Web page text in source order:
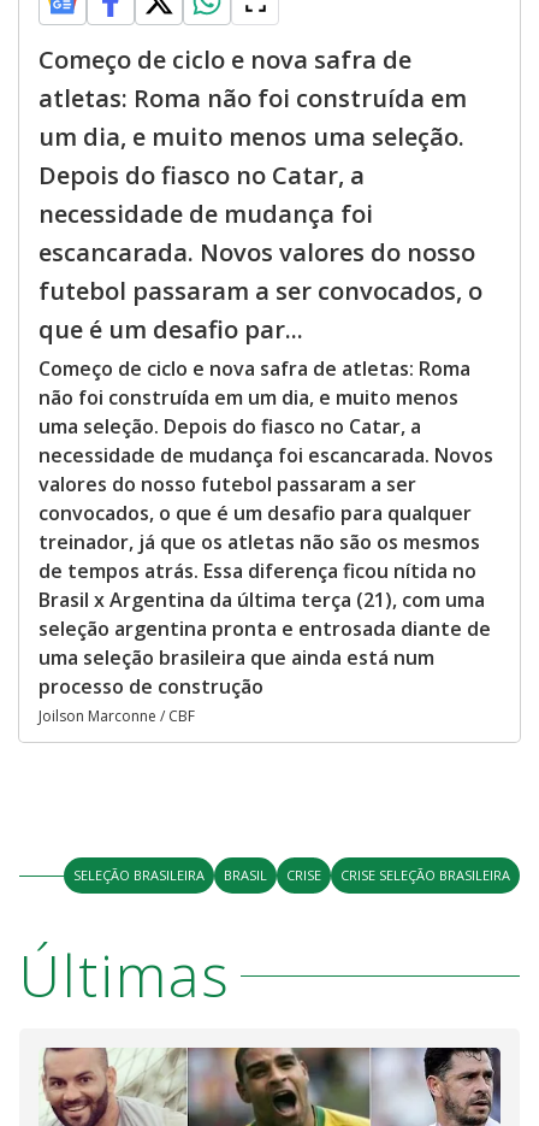
Começo de ciclo e nova safra de
atletas: Roma não foi construída em
um dia, e muito menos uma seleção.
Depois do fiasco no Catar, a
necessidade de mudança foi
escancarada. Novos valores do nosso
futebol passaram a ser convocados, o
que é um desafio par...
Começo de ciclo e nova safra de atletas: Roma
não foi construída em um dia, e muito menos
uma seleção. Depois do fiasco no Catar, a
necessidade de mudança foi escancarada. Novos
valores do nosso futebol passaram a ser
convocados, o que é um desafio para qualquer
treinador, já que os atletas não são os mesmos
de tempos atrás. Essa diferença ficou nítida no
Brasil x Argentina da última terça (21), com uma
seleção argentina pronta e entrosada diante de
uma seleção brasileira que ainda está num
processo de construção
Joilson Marconne / CBF
SELEÇÃO BRASILEIRA BRASIL CRISE CRISE SELEÇÃO BRASILEIRA
Últimas